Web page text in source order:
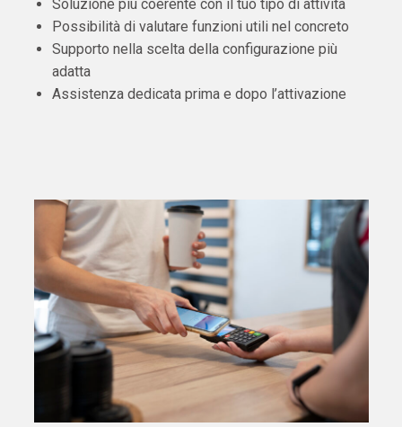
Soluzione più coerente con il tuo tipo di attività
Possibilità di valutare funzioni utili nel concreto
Supporto nella scelta della configurazione più
adatta
Assistenza dedicata prima e dopo l’attivazione